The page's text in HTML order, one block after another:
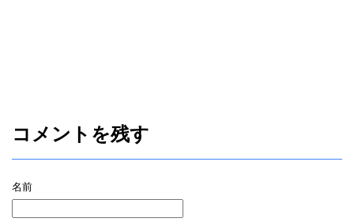
コメントを残す
名前